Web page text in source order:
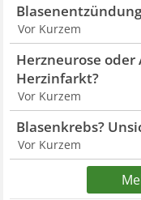
Vor Kurzem
Herzneurose oder
Herzinfarkt?
Vor Kurzem
Blasenkrebs?
Vor Kurzem